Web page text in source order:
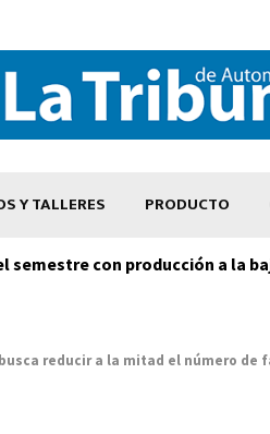
Y TALLERES PRODUCTO
semestre con producción a la
reducir a la mitad el número